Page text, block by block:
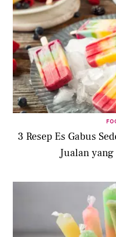
3 Resep Es Gabus
Jualan